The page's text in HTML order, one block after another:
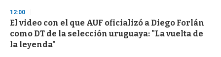
d
s
12:00
El video con el que AUF oficializó a Diego Forlán
como DT de la selección uruguaya: "La vuelta de
la leyenda"